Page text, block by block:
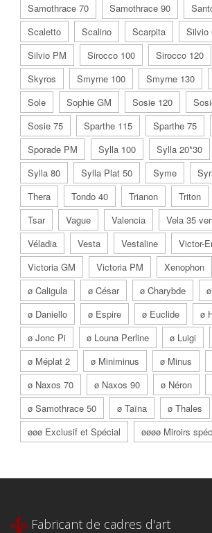
Samothrace 70
Samothrace 90
Scaletto
Scalino Scarpita
Silvio
Silvio PM
Sirocco 100 Sirocco 120
Skyros
Smyrne 100 Smyrne 130
Sole
Sophie GM Sosie 120
Sosie 75
Sparthe 115 Sparthe 75
Sporade PM
Sylla 100 Sylla 20*30
Sylla 80
Sylla Plat 50 Syme
Thera
Tondo 40 Trianon Triton
Tsar
Vague Valencia Vela 35
Véladia
Vesta Vestaline
Victor-
Victoria GM
Victoria PM Xenophon
ø Caligula
ø César ø Charybde
ø Daniello
ø Espire ø Euclide
ø
ø Jonc Pi
ø Louna Perline ø Luigi
ø Méplat 2
ø Miniminus ø Minus
ø Naxos 70
ø Naxos 90 ø Néron
ø Samothrace 50
ø Taïna ø Thales
øøø Exclusif et Spécial
øøøø Miroirs
Fabricant de cadres d'art